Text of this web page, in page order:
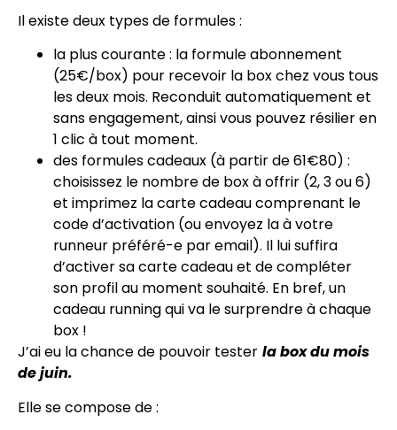
Il existe deux types de formules :
la plus courante : la formule abonnement
(25€/box) pour recevoir la box chez vous tous
les deux mois. Reconduit automatiquement et
sans engagement, ainsi vous pouvez résilier en
1 clic à tout moment.
des formules cadeaux (à partir de 61€80) :
choisissez le nombre de box à offrir (2, 3 ou 6)
et imprimez la carte cadeau comprenant le
code d’activation (ou envoyez la à votre
runneur préféré-e par email). Il lui suffira
d’activer sa carte cadeau et de compléter
son profil au moment souhaité. En bref, un
cadeau running qui va le surprendre à chaque
box !
J’ai eu la chance de pouvoir tester la box du mois
de juin.
Elle se compose de :